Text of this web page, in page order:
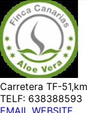
Carretera TF-
TELF: 638388593
EMAIL WEBSITE